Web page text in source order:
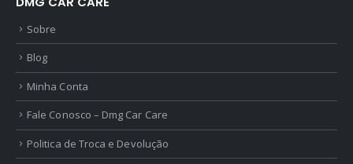
Sobre
Blog
Minha Conta
Fale Conosco – Dmg Car Care
Politica de Troca e Devolução